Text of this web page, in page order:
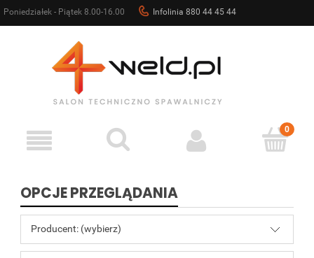
Poniedziałek - Piątek 8.00-16.00 Infolinia 880 44 45 44
OPCJE PRZEGLĄDANIA
Producent: (wybierz)